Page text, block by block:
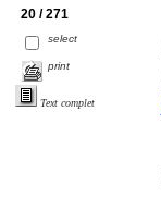
20 / 271
select
print
Text complet